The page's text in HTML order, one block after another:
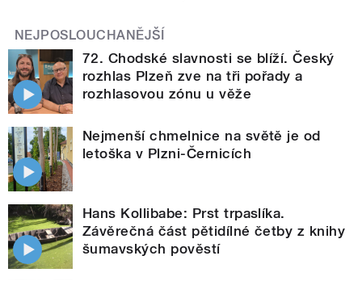
NEJPOSLOUCHANĚJŠÍ
72. Chodské slavnosti se blíží. Český
rozhlas Plzeň zve na tři pořady a
rozhlasovou zónu u věže
Nejmenší chmelnice na světě je od
letoška v Plzni-Černicích
Hans Kollibabe: Prst trpaslíka.
Závěrečná část pětidílné četby z knihy
šumavských pověstí